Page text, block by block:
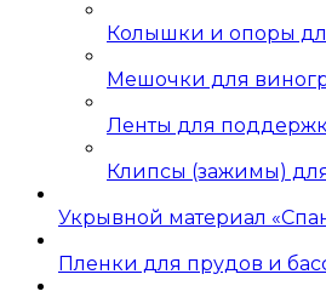
Колышки и опоры
Мешочки для
Ленты для
Клипсы (зажимы)
Укрывной материал
Пленки для прудов и